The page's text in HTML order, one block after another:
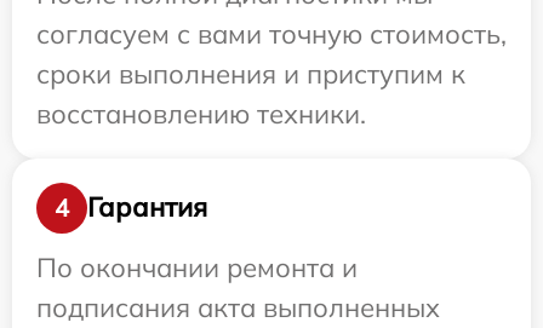
согласуем с вами точную стоимость,
сроки выполнения и приступим к
восстановлению техники.
4
Гарантия
По окончании ремонта и
подписания акта выполненных